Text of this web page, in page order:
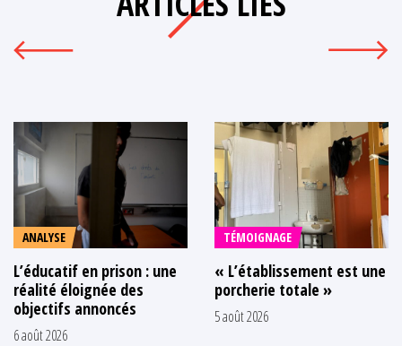
ANALYSE
L’éducatif en prison : une
réalité éloignée des
objectifs annoncés
6 août 2026
TÉMOIGNAGE
« L’établissement est une
porcherie totale »
5 août 2026